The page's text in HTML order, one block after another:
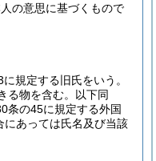
の意思に基づくもので
規定する旧氏をいう。
る物を含む。以下同
条の45に規定する外国
あっては氏名及び当該